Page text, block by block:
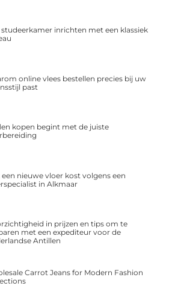
studeerkamer inrichten met een klassiek
online vlees bestellen precies bij uw
past
kopen begint met de juiste
een nieuwe vloer kost volgens een
in Alkmaar
in prijzen en tips om te
met een expediteur voor de
Antillen
Carrot Jeans for Modern Fashion